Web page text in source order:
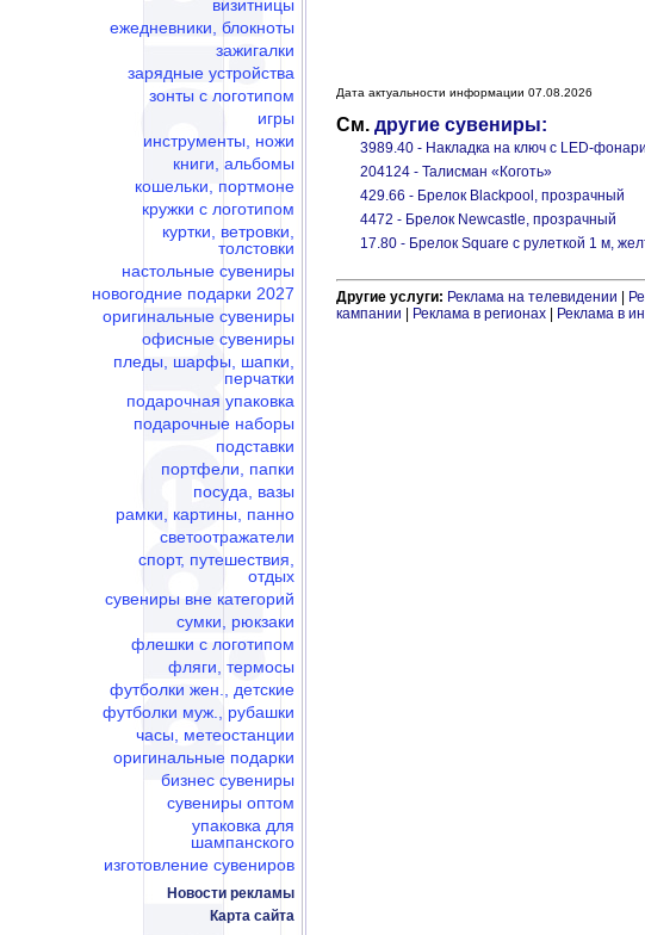
визитницы
ежедневники, блокноты
зажигалки
зарядные устройства
зонты с логотипом
игры
инструменты, ножи
книги, альбомы
кошельки, портмоне
кружки с логотипом
куртки, ветровки,
толстовки
настольные сувениры
новогодние подарки 2027
оригинальные сувениры
офисные сувениры
пледы, шарфы, шапки,
перчатки
подарочная упаковка
подарочные наборы
подставки
портфели, папки
посуда, вазы
рамки, картины, панно
светоотражатели
спорт, путешествия,
отдых
сувениры вне категорий
сумки, рюкзаки
флешки c логотипом
фляги, термосы
футболки жен., детские
футболки муж., рубашки
часы, метеостанции
оригинальные подарки
бизнес сувениры
сувениры оптом
упаковка для
шампанского
изготовление сувениров
Новости рекламы
Карта сайта
Дата актуальности информации 07.08.2026
См. другие сувениры:
3989.40 - Накладка на ключ с LED-
204124 - Талисман «Коготь»
429.66 - Брелок Blackpool, прозрачный
4472 - Брелок Newcastle, прозрачный
17.80 - Брелок Square с рулеткой 1 м,
Другие услуги: Реклама на телевидении
кампании
Реклама в регионах Реклама в